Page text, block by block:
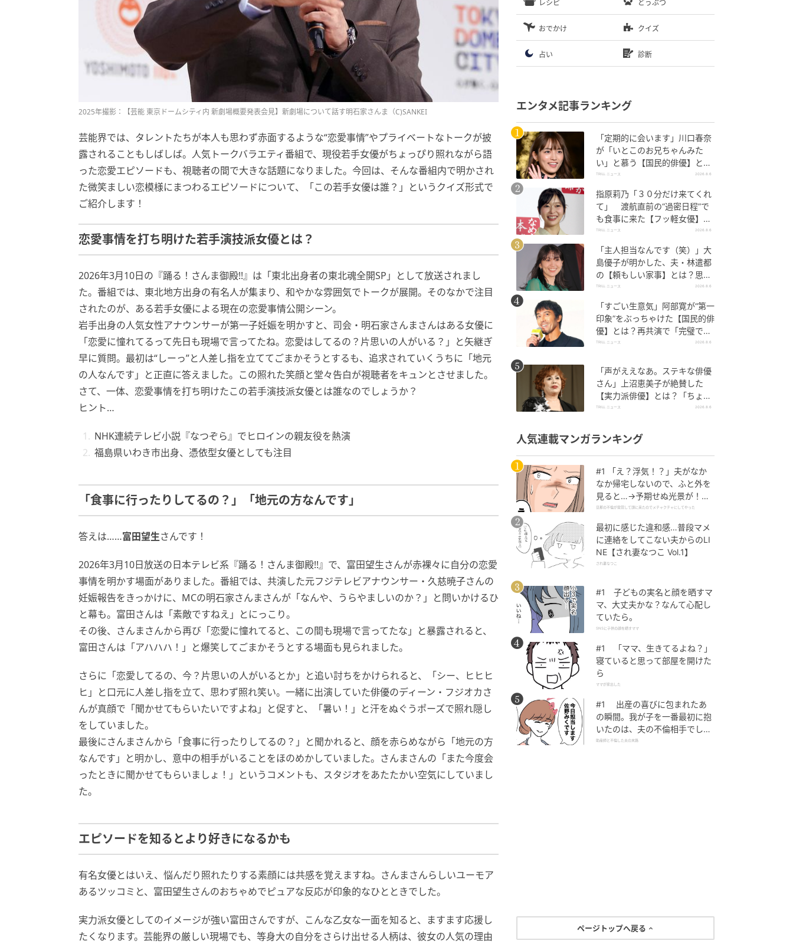
2025年撮影：【芸能 東京ドームシティ内 新劇場概要発表会見】新劇場について話す明石家さんま（C)SANKEI
芸能界では、タレントたちが本人も思わず赤面するような“恋愛事情”やプライベートなトークが披
露されることもしばしば。人気トークバラエティ番組で、現役若手女優がちょっぴり照れながら語
った恋愛エピソードも、視聴者の間で大きな話題になりました。今回は、そんな番組内で明かされ
た微笑ましい恋模様にまつわるエピソードについて、「この若手女優は誰？」というクイズ形式で
ご紹介します！
恋愛事情を打ち明けた若手演技派女優とは？
2026年3月10日の『踊る！さんま御殿!!』は「東北出身者の東北魂全開SP」として放送されまし
た。番組では、東北地方出身の有名人が集まり、和やかな雰囲気でトークが展開。そのなかで注目
されたのが、ある若手女優による現在の恋愛事情公開シーン。
岩手出身の人気女性アナウンサーが第一子妊娠を明かすと、司会・明石家さんまさんはある女優に
「恋愛に憧れてるって先日も現場で言ってたね。恋愛はしてるの？片思いの人がいる？」と矢継ぎ
早に質問。最初は“しーっ”と人差し指を立ててごまかそうとするも、追求されていくうちに「地元
の人なんです」と正直に答えました。この照れた笑顔と堂々告白が視聴者をキュンとさせました。
さて、一体、恋愛事情を打ち明けたこの若手演技派女優とは誰なのでしょうか？
ヒント…
NHK連続テレビ小説『なつぞら』でヒロインの親友役を熱演
福島県いわき市出身、憑依型女優としても注目
「食事に行ったりしてるの？」「地元の方なんです」
答えは……富田望生さんです！
2026年3月10日放送の日本テレビ系『踊る！さんま御殿!!』で、富田望生さんが赤裸々に自分の恋愛
事情を明かす場面がありました。番組では、共演した元フジテレビアナウンサー・久慈暁子さんの
妊娠報告をきっかけに、MCの明石家さんまさんが「なんや、うらやましいのか？」と問いかけるひ
と幕も。富田さんは「素敵ですねえ」とにっこり。
その後、さんまさんから再び「恋愛に憧れてると、この間も現場で言ってたな」と暴露されると、
富田さんは「アハハハ！」と爆笑してごまかそうとする場面も見られました。
さらに「恋愛してるの、今？片思いの人がいるとか」と追い討ちをかけられると、「シー、ヒヒヒ
ヒ」と口元に人差し指を立て、思わず照れ笑い。一緒に出演していた俳優のディーン・フジオカさ
んが真顔で「聞かせてもらいたいですよね」と促すと、「暑い！」と汗をぬぐうポーズで照れ隠し
をしていました。
最後にさんまさんから「食事に行ったりしてるの？」と聞かれると、顔を赤らめながら「地元の方
なんです」と明かし、意中の相手がいることをほのめかしていました。さんまさんの「また今度会
ったときに聞かせてもらいましょ！」というコメントも、スタジオをあたたかい空気にしていまし
た。
エピソードを知るとより好きになるかも
有名女優とはいえ、悩んだり照れたりする素顔には共感を覚えますね。さんまさんらしいユーモア
あるツッコミと、富田望生さんのおちゃめでピュアな反応が印象的なひとときでした。
実力派女優としてのイメージが強い富田さんですが、こんな乙女な一面を知ると、ますます応援し
たくなります。芸能界の厳しい現場でも、等身大の自分をさらけ出せる人柄は、彼女の人気の理由
レシピ どうぶつ
おでかけ クイズ
占い 診断
エンタメ記事ランキング
「定期的に会います」川口春奈
が「いとこのお兄ちゃんみた
い」と慕う【国民的俳優】と
は？
TRILL ニュース 2026.8.6
指原莉乃「３０分だけ来てくれ
て」 渡航直前の“過密日程”で
も食事に来た【フッ軽女優】と
は？
TRILL ニュース 2026.8.6
「主人担当なんです（笑）」大
島優子が明かした、夫・林遣都
の【頼もしい家事】とは？思い
やりあふれる工夫も
TRILL ニュース 2026.8.6
「すごい生意気」阿部寛が“第一
印象”をぶっちゃけた【国民的俳
優】とは？再共演で「完璧で
す」と絶賛
TRILL ニュース 2026.8.6
「声がええなあ。ステキな俳優
さん」上沼恵美子が絶賛した
【実力派俳優】とは？「ちょっ
と古い男前やねん」
TRILL ニュース 2026.8.6
人気連載マンガランキング
#1 「え？浮気！？」夫がなか
なか帰宅しないので、ふと外を
見ると…→予期せぬ光景が！｜
旦那の不倫が発覚して頭に来た
旦那の不倫が発覚して頭に来たのでメチャクチャにしてやった
最初に感じた違和感…普段マメ
に連絡をしてこない夫からのLI
NE【され妻なつこ Vol.1】
され妻なつこ
#1 子どもの実名と顔を晒すマ
マ、大丈夫かな？なんて心配し
ていたら。
SNSに子供の顔を晒すママ
#1 「ママ、生きてるよね？」
寝ていると思って部屋を開けた
ら
ママが家出した
#1 出産の喜びに包まれたあ
の瞬間。我が子を一番最初に抱
いたのは、夫の不倫相手でし
た。
助産師と不倫した夫の末路
ページトップへ戻る